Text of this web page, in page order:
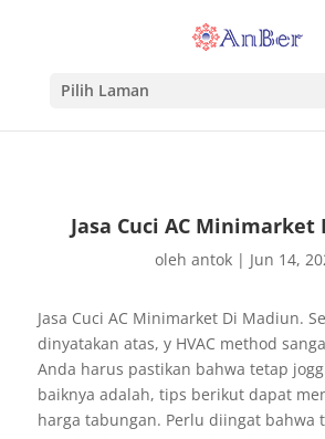
Pilih Laman
Jasa Cuci AC Minimarket
oleh antok| Jun 14,
Jasa Cuci AC Minimarket Di Madiun.
dinyatakan atas, y HVAC method
Anda harus pastikan bahwa tetap
baiknya adalah, tips berikut dapat
harga tabungan. Perlu diingat bahwa